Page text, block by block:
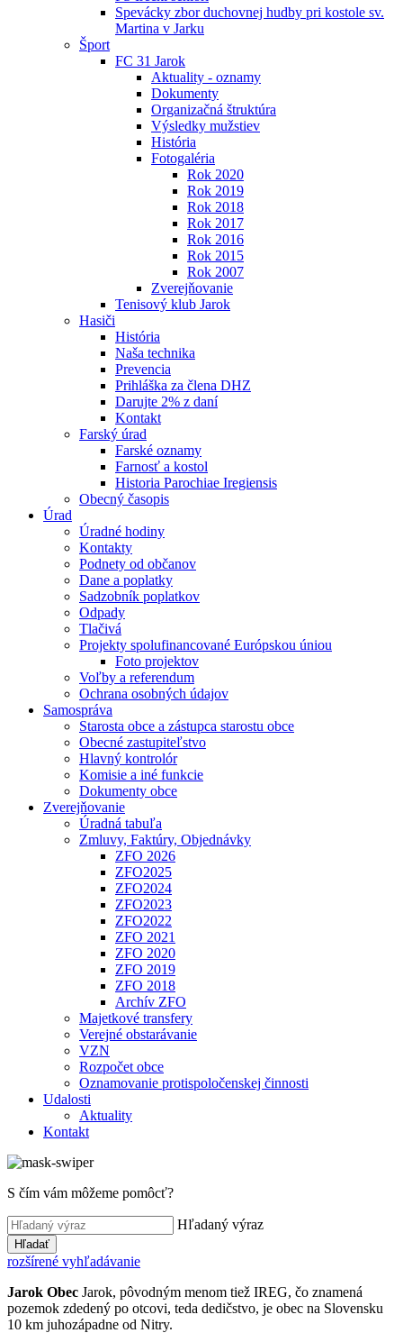
Spevácky zbor duchovnej hudby pri kostole sv.
Martina v Jarku
Šport
FC 31 Jarok
Aktuality - oznamy
Dokumenty
Organizačná štruktúra
Výsledky mužstiev
História
Fotogaléria
Rok 2020
Rok 2019
Rok 2018
Rok 2017
Rok 2016
Rok 2015
Rok 2007
Zverejňovanie
Tenisový klub Jarok
Hasiči
História
Naša technika
Prevencia
Prihláška za člena DHZ
Darujte 2% z daní
Kontakt
Farský úrad
Farské oznamy
Farnosť a kostol
Historia Parochiae Iregiensis
Obecný časopis
Úrad
Úradné hodiny
Kontakty
Podnety od občanov
Dane a poplatky
Sadzobník poplatkov
Odpady
Tlačivá
Projekty spolufinancované Európskou úniou
Foto projektov
Voľby a referendum
Ochrana osobných údajov
Samospráva
Starosta obce a zástupca starostu obce
Obecné zastupiteľstvo
Hlavný kontrolór
Komisie a iné funkcie
Dokumenty obce
Zverejňovanie
Úradná tabuľa
Zmluvy, Faktúry, Objednávky
ZFO 2026
ZFO2025
ZFO2024
ZFO2023
ZFO2022
ZFO 2021
ZFO 2020
ZFO 2019
ZFO 2018
Archív ZFO
Majetkové transfery
Verejné obstarávanie
VZN
Rozpočet obce
Oznamovanie protispoločenskej činnosti
Udalosti
Aktuality
Kontakt
S čím vám môžeme pomôcť?
Hľadaný výraz
Hľadať
rozšírené vyhľadávanie
Jarok Obec Jarok, pôvodným menom tiež IREG, čo znamená
pozemok zdedený po otcovi, teda dedičstvo, je obec na Slovensku
10 km juhozápadne od Nitry.